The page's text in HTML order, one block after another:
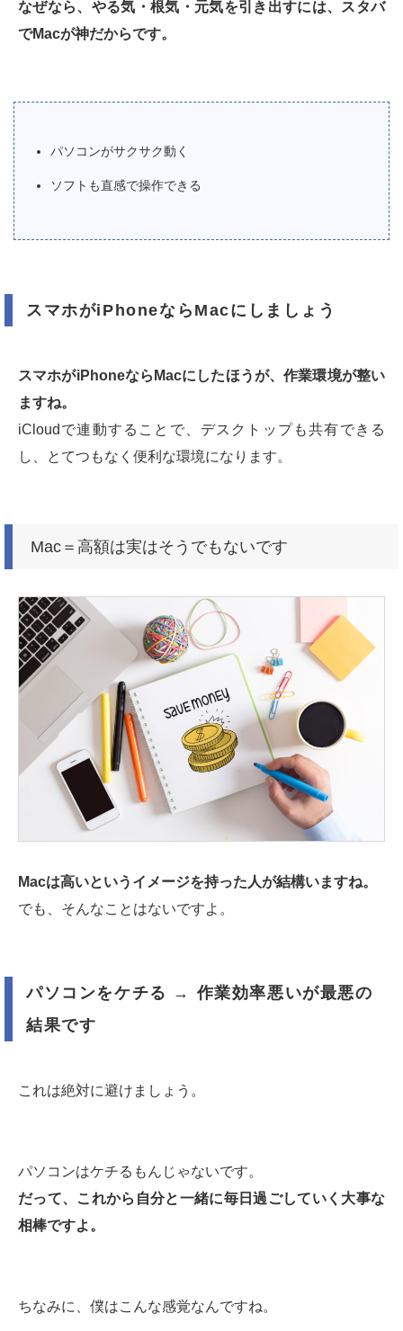
なぜなら、やる気・根気・元気を引き出すには、スタバ
でMacが神だからです。
パソコンがサクサク動く
ソフトも直感で操作できる
スマホがiPhoneならMacにしましょう
スマホがiPhoneならMacにしたほうが、作業環境が整い
ますね。
iCloudで連動することで、デスクトップも共有できる
し、とてつもなく便利な環境になります。
Mac＝高額は実はそうでもないです
Macは高いというイメージを持った人が結構いますね。
でも、そんなことはないですよ。
パソコンをケチる → 作業効率悪いが最悪の
結果です
これは絶対に避けましょう。
パソコンはケチるもんじゃないです。
だって、これから自分と一緒に毎日過ごしていく大事な
相棒ですよ。
ちなみに、僕はこんな感覚なんですね。